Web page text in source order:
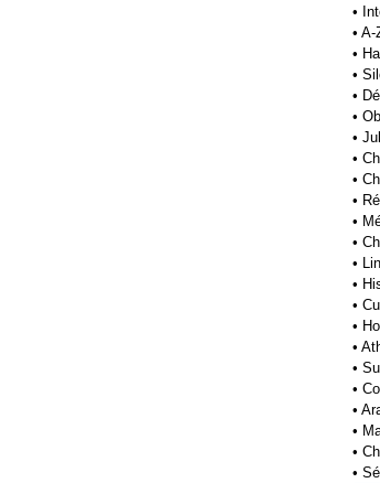
•
• A-
•
•
•
•
•
•
•
•
•
•
• Lin
•
•
•
•
•
•
•
•
•
•